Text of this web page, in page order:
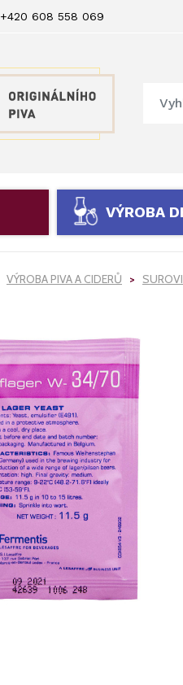
+420 608 558 069
VÝROBA
VÝROBA PIVA A CIDERŮ